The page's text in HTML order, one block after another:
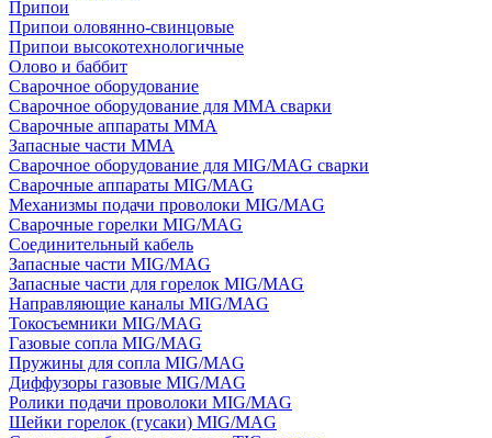
Припои
Припои оловянно-свинцовые
Припои высокотехнологичные
Олово и баббит
Сварочное оборудование
Сварочное оборудование для MMA сварки
Сварочные аппараты MMA
Запасные части MMA
Сварочное оборудование для MIG/MAG сварки
Сварочные аппараты MIG/MAG
Механизмы подачи проволоки MIG/MAG
Сварочные горелки MIG/MAG
Соединительный кабель
Запасные части MIG/MAG
Запасные части для горелок MIG/MAG
Направляющие каналы MIG/MAG
Токосъемники MIG/MAG
Газовые сопла MIG/MAG
Пружины для сопла MIG/MAG
Диффузоры газовые MIG/MAG
Ролики подачи проволоки MIG/MAG
Шейки горелок (гусаки) MIG/MAG